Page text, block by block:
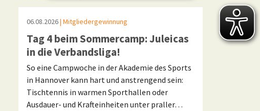
06.08.2026| Mitgliedergewinnung
Tag 4 beim Sommercamp: Juleicas
in die Verbandsliga!
So eine Campwoche in der Akademie des Sports
in Hannover kann hart und anstrengend sein:
Tischtennis in warmen Sporthallen oder
Ausdauer- und Krafteinheiten unter praller…